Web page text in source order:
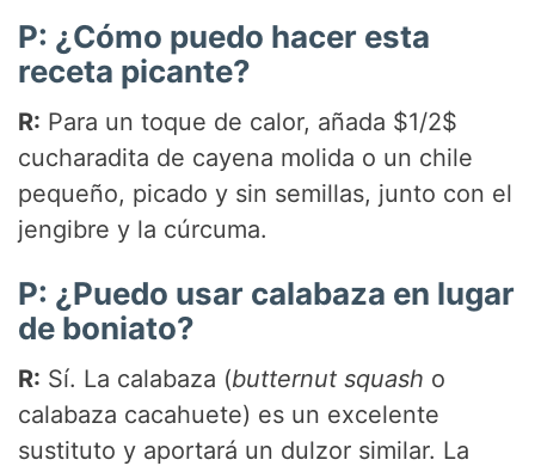
P: ¿Cómo puedo hacer esta
receta picante?
R: Para un toque de calor, añada $1/2$
cucharadita de cayena molida o un chile
pequeño, picado y sin semillas, junto con el
jengibre y la cúrcuma.
P: ¿Puedo usar calabaza en lugar
de boniato?
R: Sí. La calabaza (butternut squash o
calabaza cacahuete) es un excelente
sustituto y aportará un dulzor similar. La